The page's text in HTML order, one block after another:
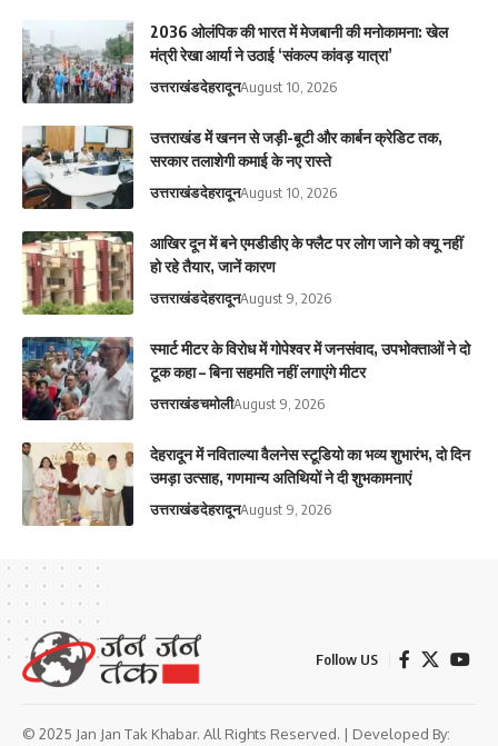
2036 ओलंपिक की भारत में मेजबानी की मनोकामना: खेल
मंत्री रेखा आर्या ने उठाई ‘संकल्प कांवड़ यात्रा’
उत्तराखंडदेहरादूनAugust 10, 2026
उत्तराखंड में खनन से जड़ी-बूटी और कार्बन क्रेडिट तक,
सरकार तलाशेगी कमाई के नए रास्ते
उत्तराखंडदेहरादूनAugust 10, 2026
आ​खिर दून में बने एमडीडीए के फ्लैट पर लोग जाने को क्यू नहीं
हो रहे तैयार, जानें कारण
उत्तराखंडदेहरादूनAugust 9, 2026
स्मार्ट मीटर के विरोध में गोपेश्वर में जनसंवाद, उपभोक्ताओं ने दो
टूक कहा – बिना सहमति नहीं लगाएंगे मीटर
उत्तराखंडचमोलीAugust 9, 2026
देहरादून में नविताल्या वैलनेस स्टूडियो का भव्य शुभारंभ, दो दिन
उमड़ा उत्साह, गणमान्य अतिथियों ने दी शुभकामनाएं
उत्तराखंडदेहरादूनAugust 9, 2026
Follow US
© 2025 Jan Jan Tak Khabar. All Rights Reserved. | Developed By: